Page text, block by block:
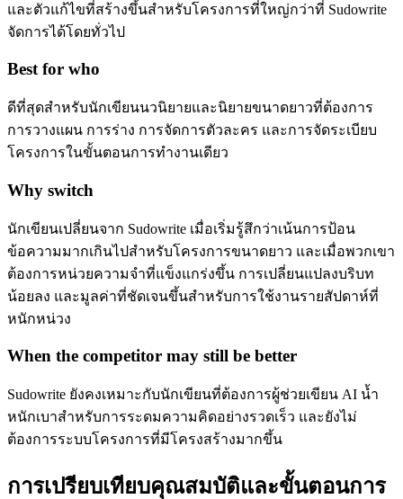
และตัวแก้ไขที่สร้างขึ้นสำหรับโครงการที่ใหญ่กว่าที่ Sudowrite
จัดการได้โดยทั่วไป
Best for who
ดีที่สุดสำหรับนักเขียนนวนิยายและนิยายขนาดยาวที่ต้องการ
การวางแผน การร่าง การจัดการตัวละคร และการจัดระเบียบ
โครงการในขั้นตอนการทำงานเดียว
Why switch
นักเขียนเปลี่ยนจาก Sudowrite เมื่อเริ่มรู้สึกว่าเน้นการป้อน
ข้อความมากเกินไปสำหรับโครงการขนาดยาว และเมื่อพวกเขา
ต้องการหน่วยความจำที่แข็งแกร่งขึ้น การเปลี่ยนแปลงบริบท
น้อยลง และมูลค่าที่ชัดเจนขึ้นสำหรับการใช้งานรายสัปดาห์ที่
หนักหน่วง
When the competitor may still be better
Sudowrite ยังคงเหมาะกับนักเขียนที่ต้องการผู้ช่วยเขียน AI น้ำ
หนักเบาสำหรับการระดมความคิดอย่างรวดเร็ว และยังไม่
ต้องการระบบโครงการที่มีโครงสร้างมากขึ้น
การเปรียบเทียบคุณสมบัติและขั้นตอนการ